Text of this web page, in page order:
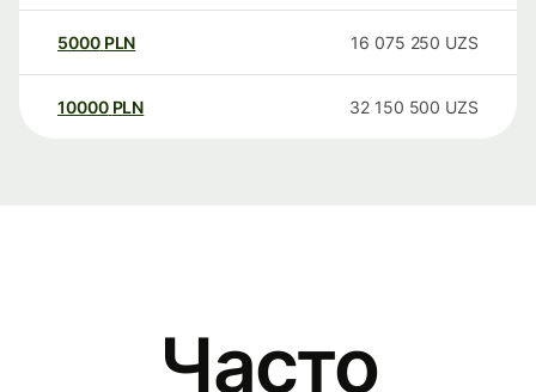
5000 PLN 16 075 250 UZS
10000 PLN 32 150 500 UZS
Часто